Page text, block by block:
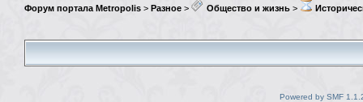
Форум портала Metropolis > Разное > Общество и жизнь >
Powered by SMF